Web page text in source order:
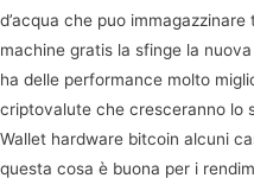
d’acqua che puo
machine gratis la sfinge la
ha delle performance molto
criptovalute che cresceranno lo
Wallet hardware bitcoin alcuni
questa cosa è buona per i